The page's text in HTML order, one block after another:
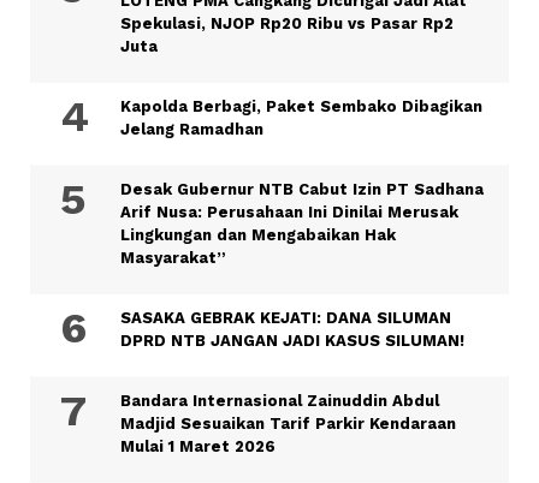
Spekulasi, NJOP Rp20 Ribu vs Pasar Rp2
Juta
Kapolda Berbagi, Paket Sembako Dibagikan
Jelang Ramadhan
Desak Gubernur NTB Cabut Izin PT Sadhana
Arif Nusa: Perusahaan Ini Dinilai Merusak
Lingkungan dan Mengabaikan Hak
Masyarakat”
SASAKA GEBRAK KEJATI: DANA SILUMAN
DPRD NTB JANGAN JADI KASUS SILUMAN!
Bandara Internasional Zainuddin Abdul
Madjid Sesuaikan Tarif Parkir Kendaraan
Mulai 1 Maret 2026